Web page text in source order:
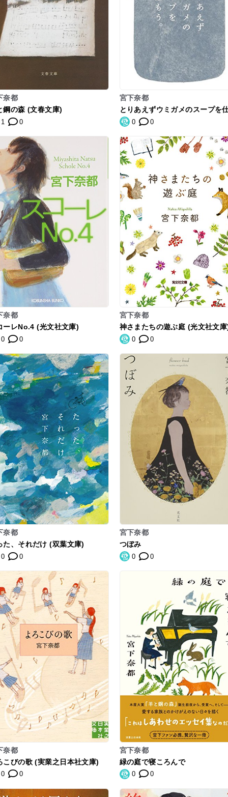
奈都
鋼の森 (文春文庫)
1 0
宮下奈都
とりあえずウミガメのスープを
もう。
0 0
奈都
ーレNo.4 (光文社文庫)
0 0
宮下奈都
神さまたちの遊ぶ庭 (光文社文
0 0
奈都
た、それだけ (双葉文庫)
0 0
宮下奈都
つぼみ
0 0
奈都
こびの歌 (実業之日本社文庫)
0 0
宮下奈都
緑の庭で寝ころんで
0 0